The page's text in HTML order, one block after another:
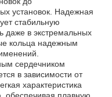
установок. Надежная
стабильную
даже в экстремальных
кольца надежным
сердечником
в зависимости от
характеристика